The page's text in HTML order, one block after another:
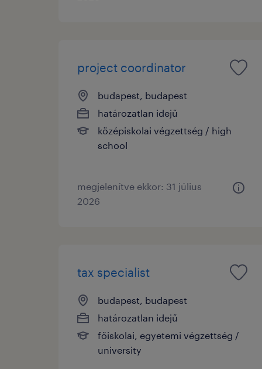
project coordinator
budapest, budapest
határozatlan idejű
középiskolai végzettség / high
school
megjelenítve ekkor: 31 július
2026
tax specialist
budapest, budapest
határozatlan idejű
főiskolai, egyetemi végzettség /
university